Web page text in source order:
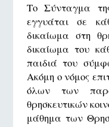
Το Σύνταγμα
εγγυάται σε
δικαίωμα στη
δικαίωμα του
παιδιά του
Ακόμη ο νόμος
όλων των
θρησκευτικών
μάθημα των